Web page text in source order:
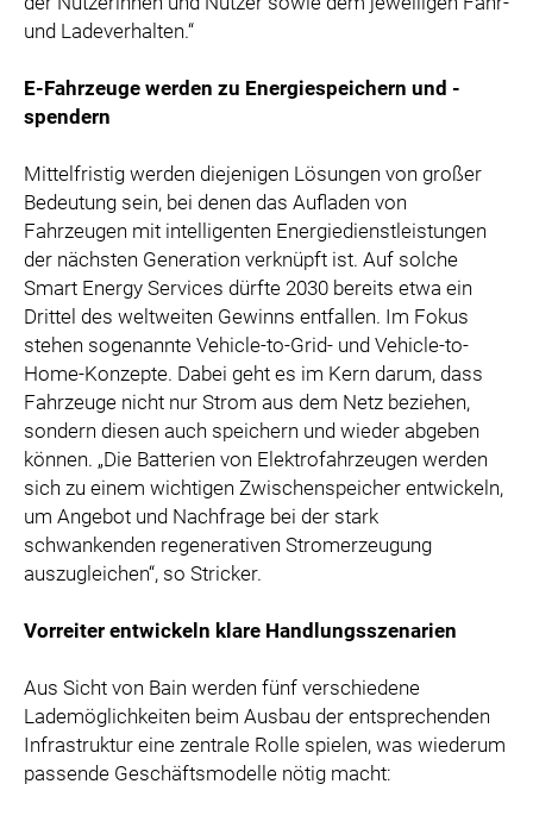
und Ladeverhalten.“
E-Fahrzeuge werden zu Energiespeichern und -
spendern
Mittelfristig werden diejenigen Lösungen von großer
Bedeutung sein, bei denen das Aufladen von
Fahrzeugen mit intelligenten Energiedienstleistungen
der nächsten Generation verknüpft ist. Auf solche
Smart Energy Services dürfte 2030 bereits etwa ein
Drittel des weltweiten Gewinns entfallen. Im Fokus
stehen sogenannte Vehicle-to-Grid- und Vehicle-to-
Home-Konzepte. Dabei geht es im Kern darum, dass
Fahrzeuge nicht nur Strom aus dem Netz beziehen,
sondern diesen auch speichern und wieder abgeben
können. „Die Batterien von Elektrofahrzeugen werden
sich zu einem wichtigen Zwischenspeicher entwickeln,
um Angebot und Nachfrage bei der stark
schwankenden regenerativen Stromerzeugung
auszugleichen“, so Stricker.
Vorreiter entwickeln klare Handlungsszenarien
Aus Sicht von Bain werden fünf verschiedene
Lademöglichkeiten beim Ausbau der entsprechenden
Infrastruktur eine zentrale Rolle spielen, was wiederum
passende Geschäftsmodelle nötig macht: